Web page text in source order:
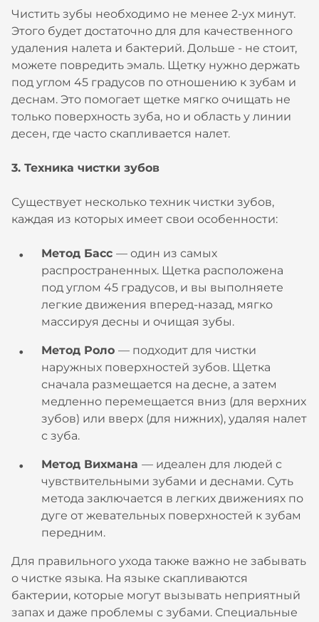
Чистить зубы необходимо не менее 2-ух минут.
Этого будет достаточно для для качественного
удаления налета и бактерий. Дольше - не стоит,
можете повредить эмаль. Щетку нужно держать
под углом 45 градусов по отношению к зубам и
деснам. Это помогает щетке мягко очищать не
только поверхность зуба, но и область у линии
десен, где часто скапливается налет.
3. Техника чистки зубов
Существует несколько техник чистки зубов,
каждая из которых имеет свои особенности:
Метод Басс — один из самых
распространенных. Щетка расположена
под углом 45 градусов, и вы выполняете
легкие движения вперед-назад, мягко
массируя десны и очищая зубы.
Метод Роло — подходит для чистки
наружных поверхностей зубов. Щетка
сначала размещается на десне, а затем
медленно перемещается вниз (для верхних
зубов) или вверх (для нижних), удаляя налет
с зуба.
Метод Вихмана — идеален для людей с
чувствительными зубами и деснами. Суть
метода заключается в легких движениях по
дуге от жевательных поверхностей к зубам
передним.
Для правильного ухода также важно не забывать
о чистке языка. На языке скапливаются
бактерии, которые могут вызывать неприятный
запах и даже проблемы с зубами. Специальные